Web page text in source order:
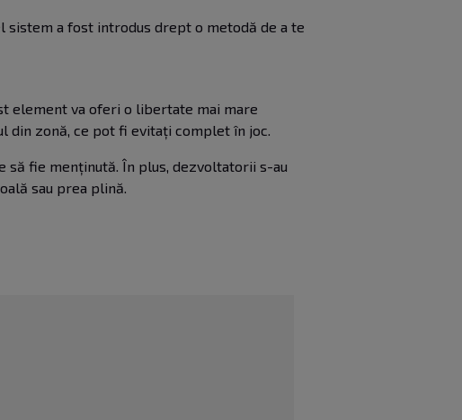
sistem a fost introdus drept o metodă de a te
element va oferi o libertate mai mare
din zonă, ce pot fi evitați complet în joc.
să fie menținută. În plus, dezvoltatorii s-au
sau prea plină.